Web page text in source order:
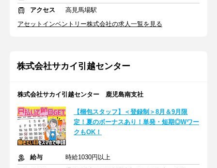
アクセス
高見馬場駅
アセットインベントリー株式会社の求人一覧を見る
株式会社サカイ引越センター
株式会社サカイ引越センター 鹿児島南支社
【梱包スタッフ】＜登録制＞8月＆9月限
定！夏のボーナスあり！単発・短期◎Wワー
クもOK！
給与
時給1030円以上